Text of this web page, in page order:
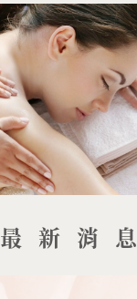
最 新 消 息